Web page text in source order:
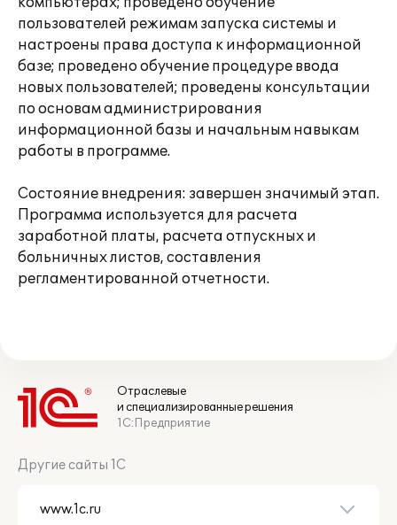
пользователей режимам запуска системы и
настроены права доступа к информационной
базе; проведено обучение процедуре ввода
новых пользователей; проведены консультации
по основам администрирования
информационной базы и начальным навыкам
работы в программе.
Состояние внедрения: завершен значимый этап.
Программа используется для расчета
заработной платы, расчета отпускных и
больничных листов, составления
регламентированной отчетности.
Отраслевые
и специализированные решения
1С:Предприятие
Другие сайты 1С